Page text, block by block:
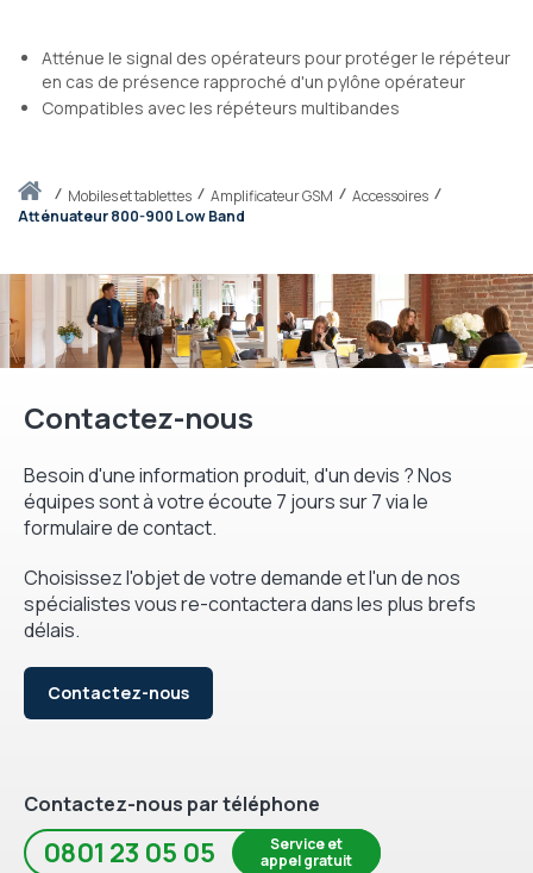
Accueilmobiles et tablettes Amplificateur GSM
Accessoires
Atténuateur 800-900 Low Band
Atténue le signal des opérateurs pour protéger le répéteur
en cas de présence rapproché d'un pylône opérateur
Compatibles avec les répéteurs multibandes
Contactez-nous
Besoin d'une information produit, d'un devis ? Nos
équipes sont à votre écoute 7 jours sur 7 via le
formulaire de contact.
Choisissez l'objet de votre demande et l'un de nos
spécialistes vous re-contactera dans les plus brefs
délais.
Contactez-nous
Contactez-nous par téléphone
0801 23 05 05
Service et
appel gratuit